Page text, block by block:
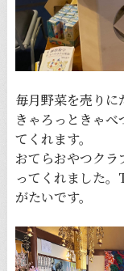
毎月野菜を売りに
きゃろっときゃ
てくれます。
おてらおやつクラ
ってくれました
がたいです。